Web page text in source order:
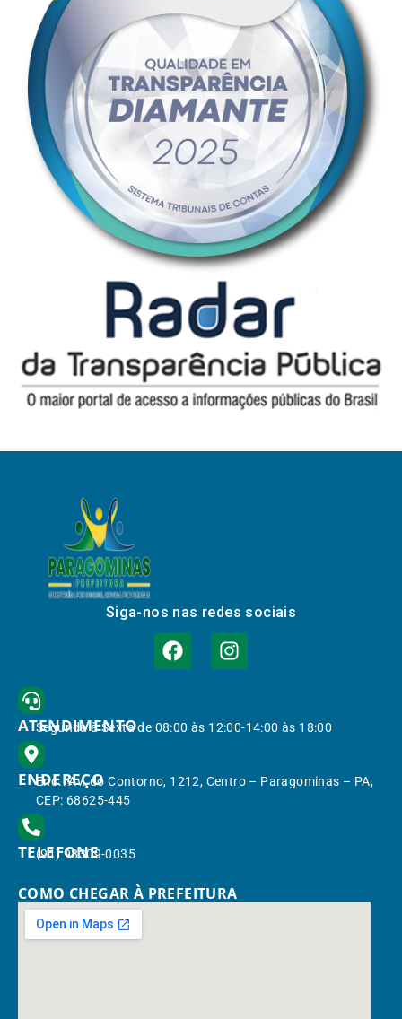
Siga-nos nas redes sociais
ATENDIMENTO
Segunda à Sexta de 08:00 às 12:00-14:00 às 18:00
ENDEREÇO
End.: Av. do Contorno, 1212, Centro – Paragominas – PA,
CEP: 68625-445
TELEFONE
(91) 98309-0035
COMO CHEGAR À PREFEITURA